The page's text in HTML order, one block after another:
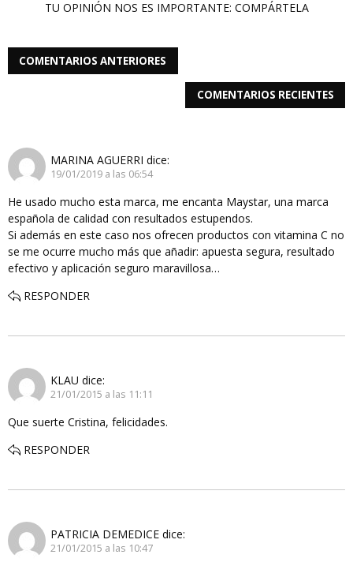
TU OPINIÓN NOS ES IMPORTANTE: COMPÁRTELA
COMENTARIOS ANTERIORES
COMENTARIOS RECIENTES
MARINA AGUERRI dice:
19/01/2019 a las 06:54
He usado mucho esta marca, me encanta Maystar, una marca
española de calidad con resultados estupendos.
Si además en este caso nos ofrecen productos con vitamina C no
se me ocurre mucho más que añadir: apuesta segura, resultado
efectivo y aplicación seguro maravillosa…
RESPONDER
KLAU dice:
21/01/2015 a las 11:11
Que suerte Cristina, felicidades.
RESPONDER
PATRICIA DEMEDICE dice:
21/01/2015 a las 10:47